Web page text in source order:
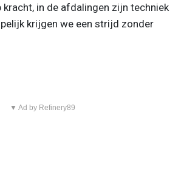
kracht, in de afdalingen zijn techniek
krijgen we een strijd zonder
▼ Ad by Refinery89